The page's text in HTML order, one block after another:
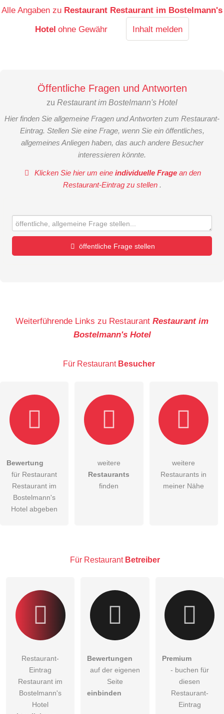
Alle Angaben zu Restaurant Restaurant im Bostelmann's
Hotel ohne Gewähr Inhalt melden
Öffentliche Fragen und Antworten
zu Restaurant im Bostelmann's Hotel
Hier finden Sie allgemeine Fragen und Antworten zum Restaurant-
Eintrag. Stellen Sie eine Frage, wenn Sie ein öffentliches,
allgemeines Anliegen haben, das auch andere Besucher
interessieren könnte.
Klicken Sie hier um eineindividuelle Frage an den
Restaurant-Eintrag zu stellen .
öffentliche Frage stellen
Die Datenschutzerklärunghabe ich zur Kenntnis genommen.
öffentliche Frage stellen
Restaurant-Eintrag zu stellen.
Weiterführende Links zu Restaurant Restaurant im
Bostelmann's Hotel
Für Restaurant Besucher
Bewertung
für Restaurant
Restaurant im
Bostelmann's
Hotel abgeben
weitere
Restaurants
finden
weitere
Restaurants in
meiner Nähe
Für Restaurant Betreiber
Restaurant-
Eintrag
Restaurant im
Bostelmann's
Hotel
Bewertungen
auf der eigenen
Seite
einbinden
Premium
- buchen für
diesen
Restaurant-
Eintrag